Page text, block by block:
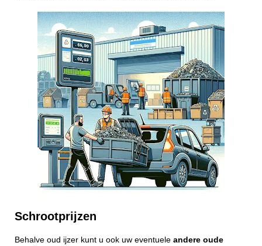
Schrootprijzen
Behalve oud ijzer kunt u ook uw eventuele andere oude